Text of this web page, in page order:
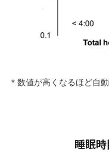
＊数値が高くなるほど自
睡眠